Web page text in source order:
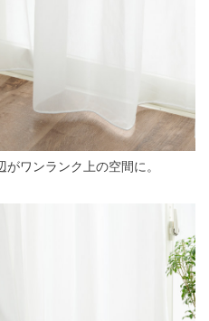
ワンランク上の空間に。